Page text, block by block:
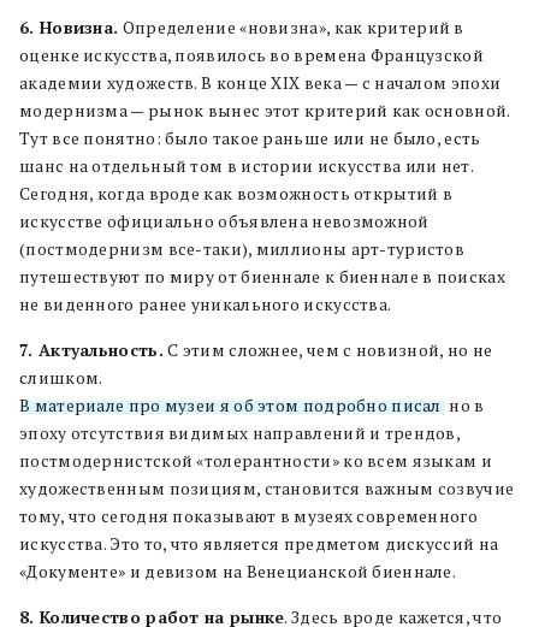
6. Новизна. Определение «новизна», как критерий в
оценке искусства, появилось во времена Французской
академии художеств. В конце XIX века — с началом эпохи
модернизма — рынок вынес этот критерий как основной.
Тут все понятно: было такое раньше или не было, есть
шанс на отдельный том в истории искусства или нет.
Сегодня, когда вроде как возможность открытий в
искусстве официально объявлена невозможной
(постмодернизм все-таки), миллионы арт-туристов
путешествуют по миру от биеннале к биеннале в поисках
не виденного ранее уникального искусства.
7. Актуальность. С этим сложнее, чем с новизной, но не
слишком.
В материале про музеи я об этом подробно писал, но в
эпоху отсутствия видимых направлений и трендов,
постмодернистской «толерантности» ко всем языкам и
художественным позициям, становится важным созвучие
тому, что сегодня показывают в музеях современного
искусства. Это то, что является предметом дискуссий на
«Документе» и девизом на Венецианской биеннале.
8. Количество работ на рынке. Здесь вроде кажется, что